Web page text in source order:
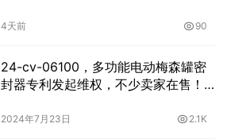
4天前 90
24-cv-06100，多功能电动梅森罐密
封器专利发起维权，不少卖家在售！
2024年7月23日 2.1K